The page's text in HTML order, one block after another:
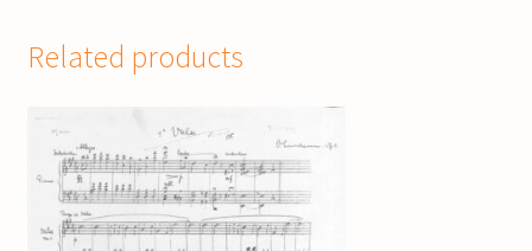
Related products